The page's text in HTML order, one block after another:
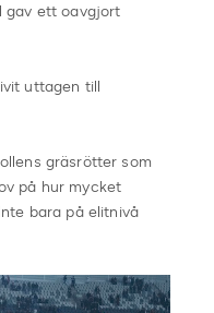
gav ett oavgjort
uttagen till
gräsrötter som
på hur mycket
bara på elitnivå